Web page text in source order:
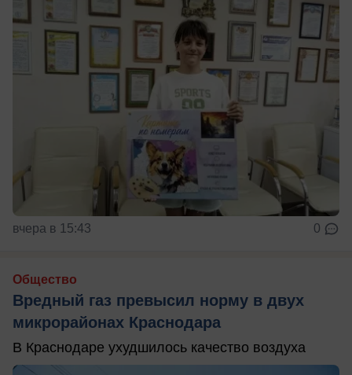
вчера в 15:43 0
Общество
Вредный газ превысил норму в двух
микрорайонах Краснодара
В Краснодаре ухудшилось качество воздуха